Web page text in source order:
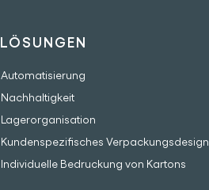
LÖSUNGEN
Automatisierung
Nachhaltigkeit
Lagerorganisation
Kundenspezifisches Verpackungsdesign
Individuelle Bedruckung von Kartons